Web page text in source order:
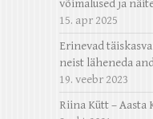
võimalused ja
15. apr 2025
Erinevad
neist läheneda
19. veebr 2023
Riina Kütt – Aasta